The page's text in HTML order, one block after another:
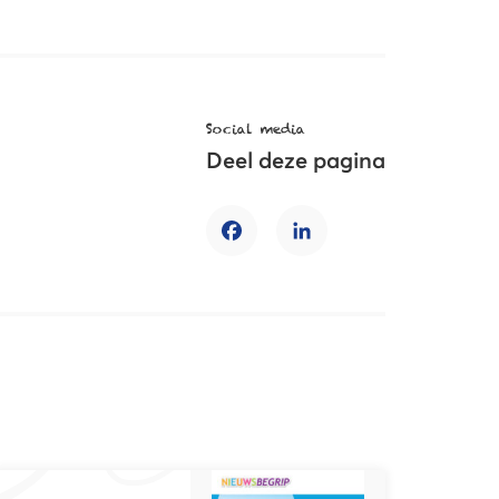
Social media
Deel deze pagina
FacebookLinkedIn